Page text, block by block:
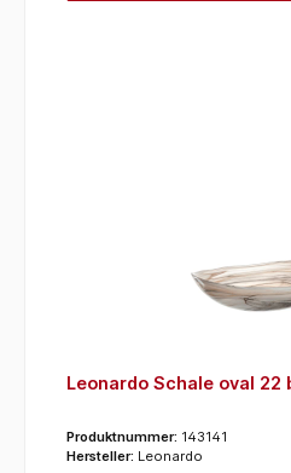
Leonardo Schale oval 22
Produktnummer: 143141
Hersteller: Leonardo